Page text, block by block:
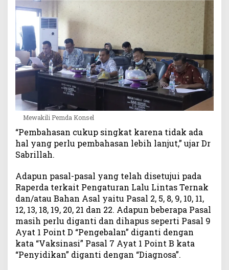
h
Mewakili Pemda Konsel
“Pembahasan cukup singkat karena tidak ada
hal yang perlu pembahasan lebih lanjut,” ujar Dr
Sabrillah.
Adapun pasal-pasal yang telah disetujui pada
Raperda terkait Pengaturan Lalu Lintas Ternak
dan/atau Bahan Asal yaitu Pasal 2, 5, 8, 9, 10, 11,
12, 13, 18, 19, 20, 21 dan 22. Adapun beberapa Pasal
masih perlu diganti dan dihapus seperti Pasal 9
Ayat 1 Point D “Pengebalan” diganti dengan
kata “Vaksinasi” Pasal 7 Ayat 1 Point B kata
“Penyidikan” diganti dengan “Diagnosa”.